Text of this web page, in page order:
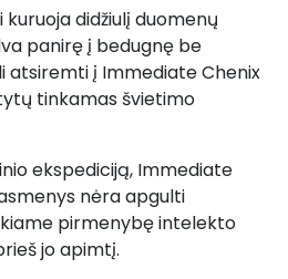
didžiulį duomenų
panirę į bedugnę be
atsiremti į Immediate Chenix
tinkamas švietimo
ekspediciją, Immediate
nėra apgulti
pirmenybę intelekto
jo apimtį.